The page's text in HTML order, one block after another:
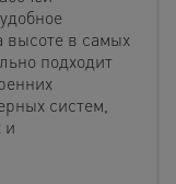
высоте в самых
подходит
систем,
и